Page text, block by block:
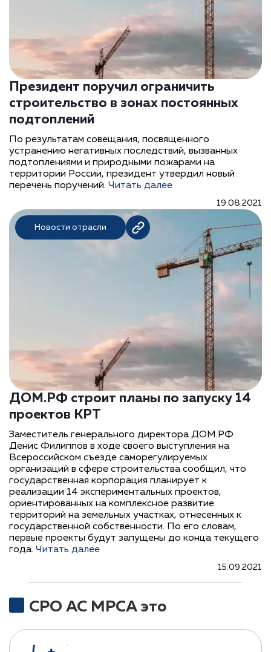
Президент поручил ограничить
строительство в зонах постоянных
подтоплений
По результатам совещания, посвященного
устранению негативных последствий, вызванных
подтоплениями и природными пожарами на
территории России, президент утвердил новый
перечень поручений. Читать далее
19.08.2021
Новости отрасли
ДОМ.РФ строит планы по запуску 14
проектов КРТ
Заместитель генерального директора ДОМ.РФ
Денис Филиппов в ходе своего выступления на
Всероссийском съезде саморегулируемых
организаций в сфере строительства сообщил, что
государственная корпорация планирует к
реализации 14 экспериментальных проектов,
ориентированных на комплексное развитие
территорий на земельных участках, отнесенных к
государственной собственности. По его словам,
первые проекты будут запущены до конца текущего
года. Читать далее
15.09.2021
СРО АС МРСА это